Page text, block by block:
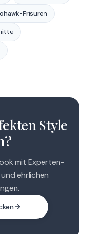
Frisuren
Style
mit Experten-
ehrlichen